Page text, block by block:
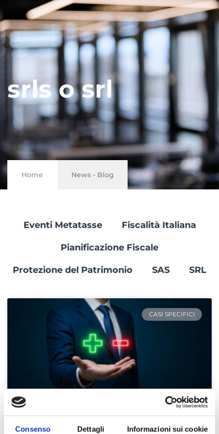
Consenso Dettagli Informazioni sui cookie
srls o srl
Home News - Blog
Eventi Metatasse Fiscalità Italiana
Pianificazione Fiscale
Protezione del Patrimonio SAS SRL
CASI SPECIFICI